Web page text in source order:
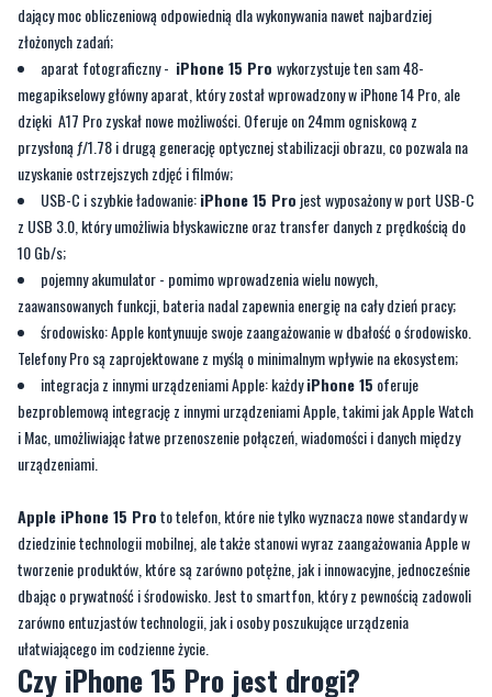
megapikselowy główny aparat, który został wprowadzony w iPhone 14 Pro, ale
dzięki A17 Pro zyskał nowe możliwości. Oferuje on 24mm ogniskową z
przysłoną ƒ/1.78 i drugą generację optycznej stabilizacji obrazu, co pozwala na
uzyskanie ostrzejszych zdjęć i filmów;
USB-C i szybkie ładowanie:iPhone 15 Projest wyposażony w port USB-C
z USB 3.0, który umożliwia błyskawiczne oraz transfer danych z prędkością do
10 Gb/s;
pojemny akumulator - pomimo wprowadzenia wielu nowych,
zaawansowanych funkcji, bateria nadal zapewnia energię na cały dzień pracy;
środowisko: Apple kontynuuje swoje zaangażowanie w dbałość o środowisko.
Telefony Pro są zaprojektowane z myślą o minimalnym wpływie na ekosystem;
integracja z innymi urządzeniami Apple: każdyiPhone 15oferuje
bezproblemową integrację z innymi urządzeniami Apple, takimi jak Apple Watch
i Mac, umożliwiając łatwe przenoszenie połączeń, wiadomości i danych między
urządzeniami.
Apple iPhone 15 Proto telefon, które nie tylko wyznacza nowe standardy w
dziedzinie technologii mobilnej, ale także stanowi wyraz zaangażowania Apple w
dbając o prywatność i środowisko. Jest to smartfon, który z pewnością zadowoli
zarówno entuzjastów technologii, jak i osoby poszukujące urządzenia
ułatwiającego im codzienne życie.
Czy iPhone 15 Pro jest drogi?
Apple iPhone 15 Proto urządzenie, które podniesie komfort Twojego życia
codziennego oraz ułatwi pracę. Zapewne ciekawi Cię, czy za
cenajest duża? Jeśli zajrzysz na stronęiDream(pod adresem